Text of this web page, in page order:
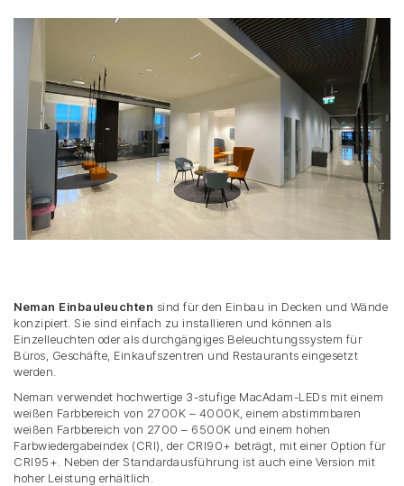
Neman Einbauleuchten sind für den Einbau in Decken und Wände
konzipiert. Sie sind einfach zu installieren und können als
Einzelleuchten oder als durchgängiges Beleuchtungssystem für
Büros, Geschäfte, Einkaufszentren und Restaurants eingesetzt
werden.
Neman verwendet hochwertige 3-stufige MacAdam-LEDs mit einem
weißen Farbbereich von 2700K – 4000K, einem abstimmbaren
weißen Farbbereich von 2700 – 6500K und einem hohen
Farbwiedergabeindex (CRI), der CRI90+ beträgt, mit einer Option für
CRI95+. Neben der Standardausführung ist auch eine Version mit
hoher Leistung erhältlich.